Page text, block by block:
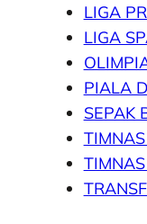
LIGA
LIGA
PIALA
SEPAK